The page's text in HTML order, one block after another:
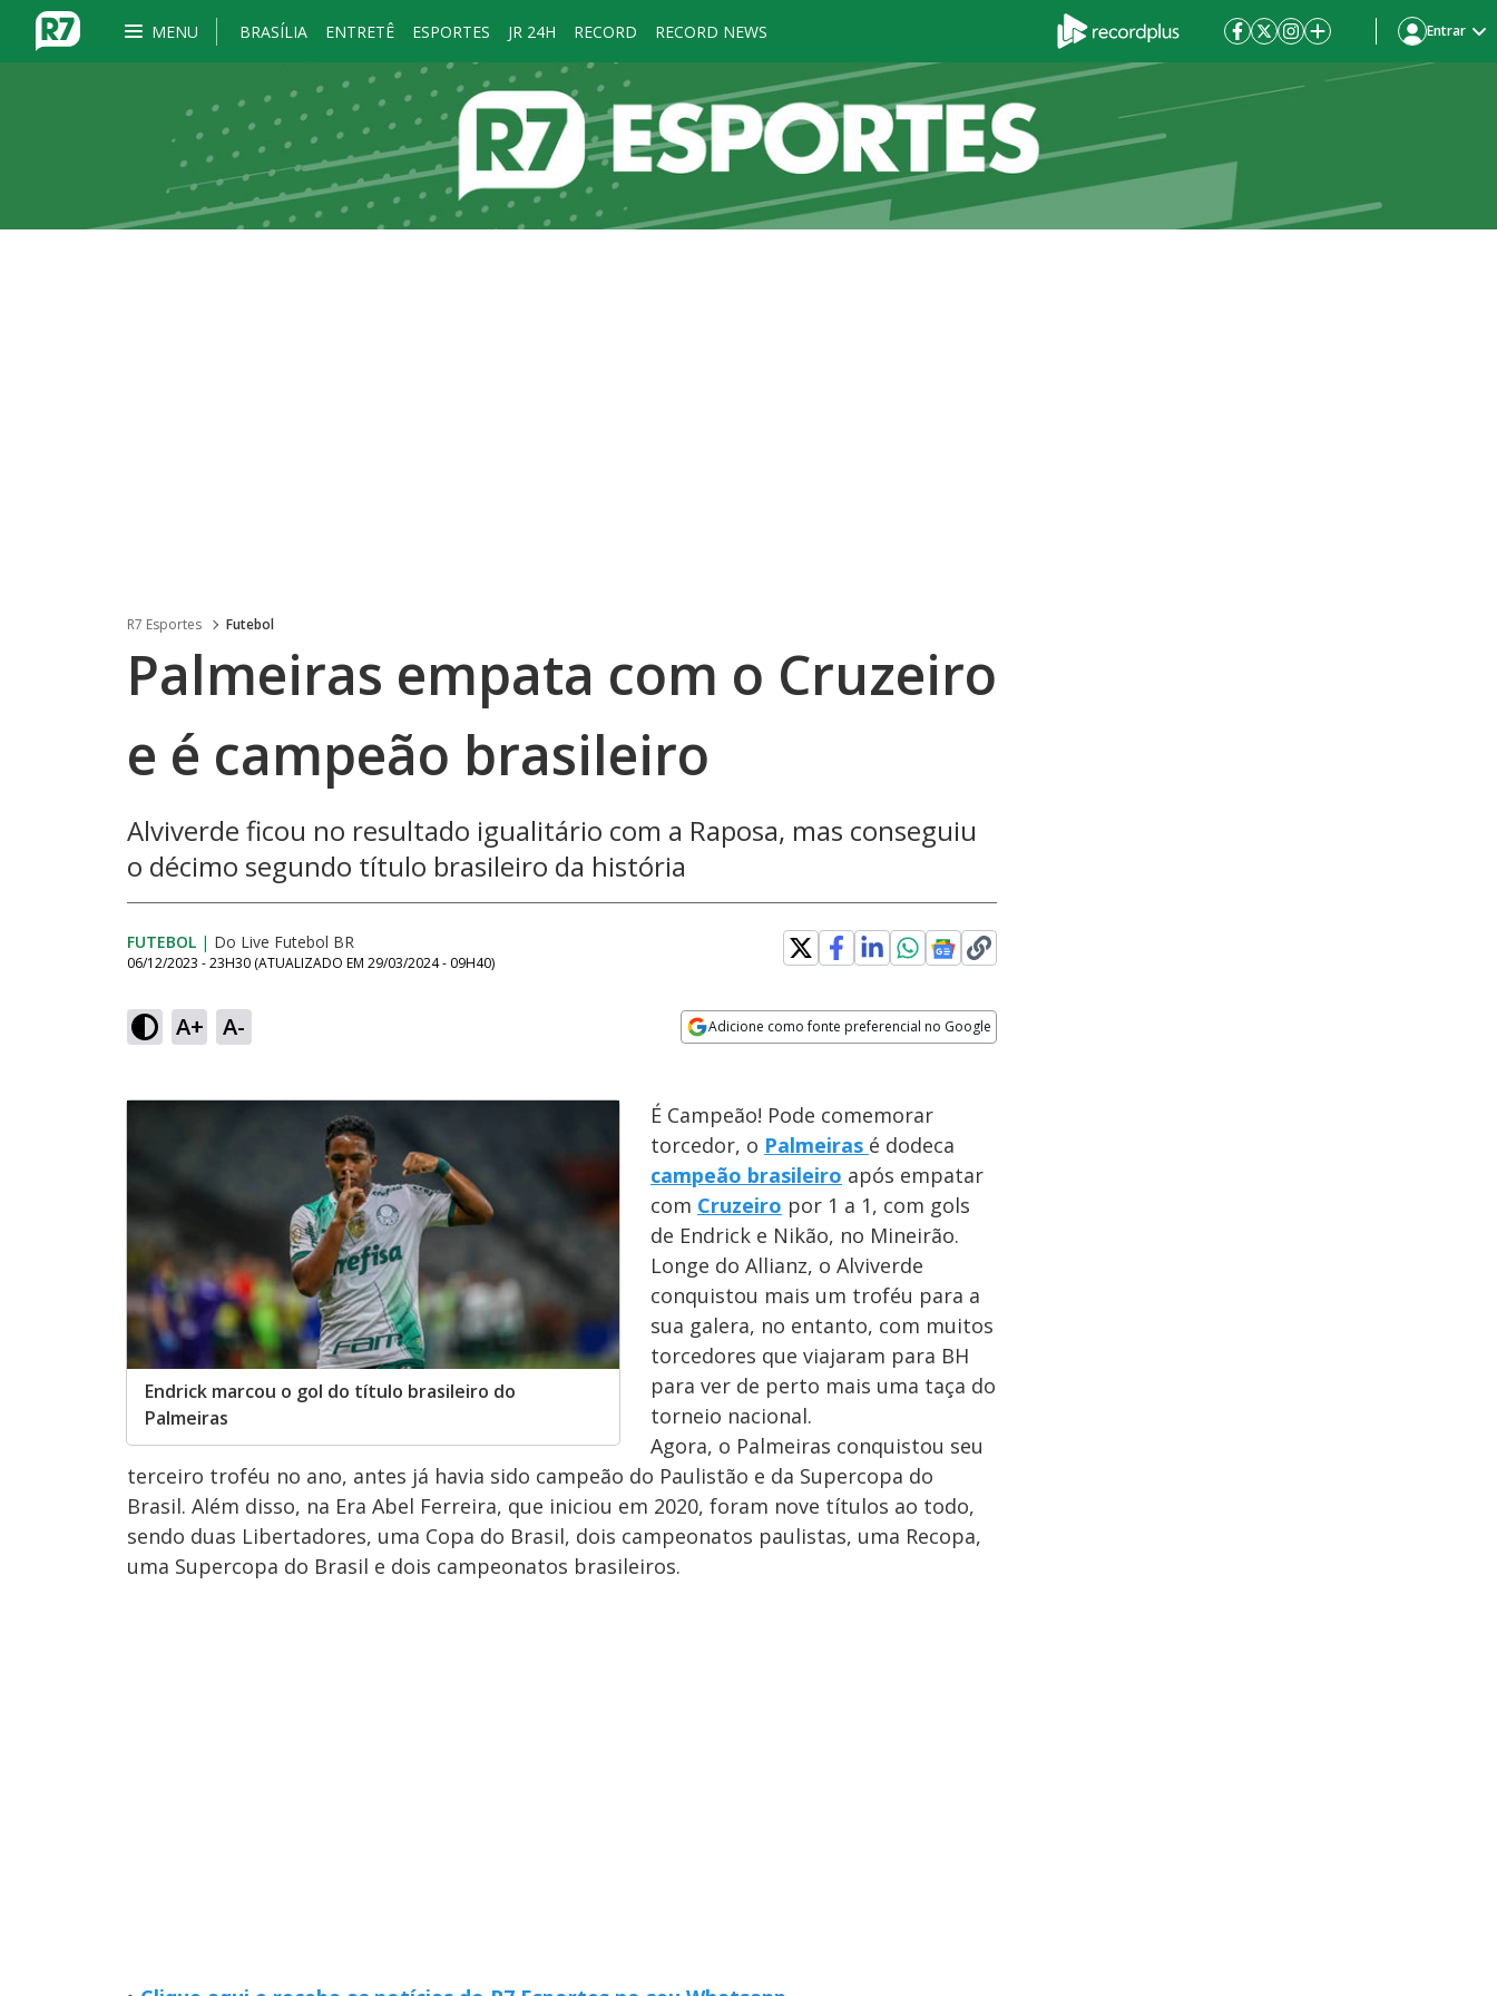
MENU BRASÍLIA ENTRETÊ ESPORTES JR 24H RECORD RECORD NEWS Entrar
R7 Esportes Futebol
Palmeiras empata com o Cruzeiro
e é campeão brasileiro
Alviverde ficou no resultado igualitário com a Raposa, mas conseguiu
o décimo segundo título brasileiro da história
FUTEBOL | Do Live Futebol BR
06/12/2023 - 23H30 (ATUALIZADO EM 29/03/2024 - 09H40)
A+ A- Adicione como fonte preferencial no Google
Endrick marcou o gol do título brasileiro do
Palmeiras
É Campeão! Pode comemorar
torcedor, o Palmeiras é dodeca
campeão brasileiro após empatar
com Cruzeiro por 1 a 1, com gols
de Endrick e Nikão, no Mineirão.
Longe do Allianz, o Alviverde
conquistou mais um troféu para a
sua galera, no entanto, com muitos
torcedores que viajaram para BH
para ver de perto mais uma taça do
torneio nacional.
Agora, o Palmeiras conquistou seu
terceiro troféu no ano, antes já havia sido campeão do Paulistão e da Supercopa do
Brasil. Além disso, na Era Abel Ferreira, que iniciou em 2020, foram nove títulos ao todo,
sendo duas Libertadores, uma Copa do Brasil, dois campeonatos paulistas, uma Recopa,
uma Supercopa do Brasil e dois campeonatos brasileiros.